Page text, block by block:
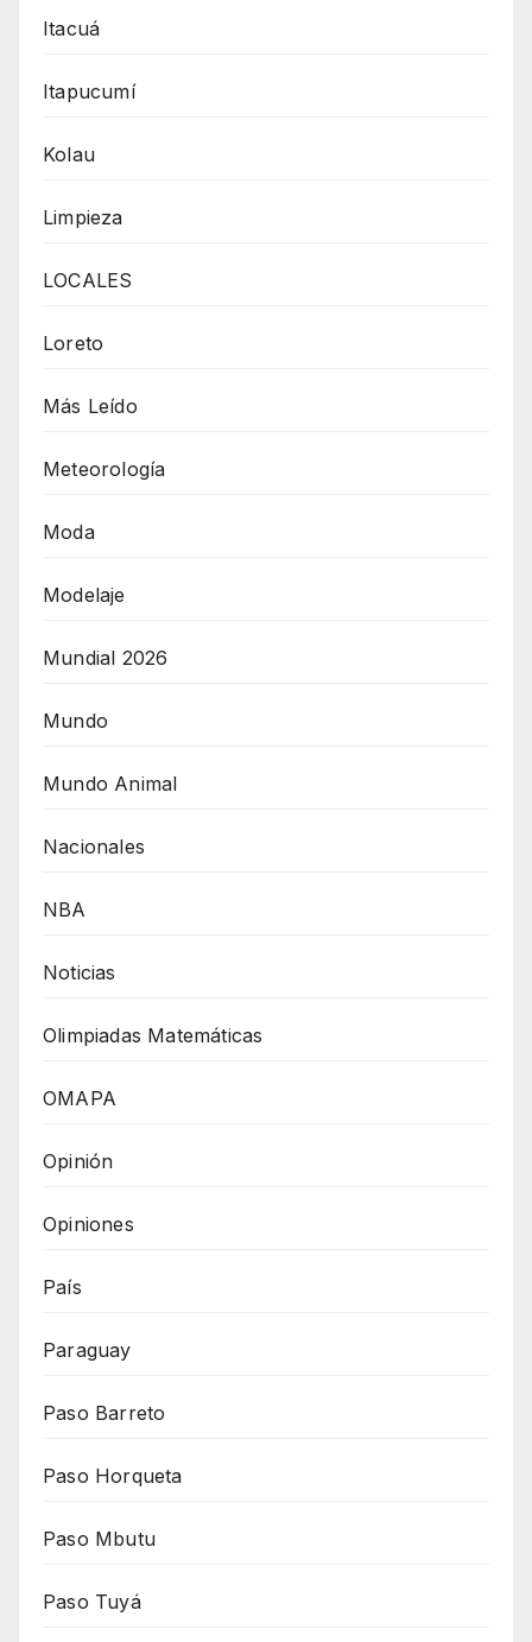
Itacuá
Itapucumí
Kolau
Limpieza
LOCALES
Loreto
Más Leído
Meteorología
Moda
Modelaje
Mundial 2026
Mundo
Mundo Animal
Nacionales
NBA
Noticias
Olimpiadas Matemáticas
OMAPA
Opinión
Opiniones
País
Paraguay
Paso Barreto
Paso Horqueta
Paso Mbutu
Paso Tuyá